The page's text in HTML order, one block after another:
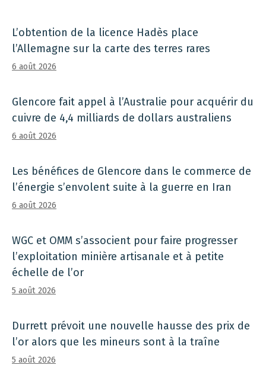
L’obtention de la licence Hadès place
l’Allemagne sur la carte des terres rares
6 août 2026
Glencore fait appel à l’Australie pour acquérir du
cuivre de 4,4 milliards de dollars australiens
6 août 2026
Les bénéfices de Glencore dans le commerce de
l’énergie s’envolent suite à la guerre en Iran
6 août 2026
WGC et OMM s’associent pour faire progresser
l’exploitation minière artisanale et à petite
échelle de l’or
5 août 2026
Durrett prévoit une nouvelle hausse des prix de
l’or alors que les mineurs sont à la traîne
5 août 2026